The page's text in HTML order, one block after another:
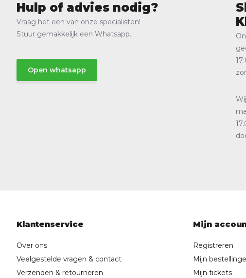
Hulp of advies nodig?
Vraag het een van onze specialisten!
Stuur gemakkelijk een Whatsapp.
Open whatsapp
Klantenservice
Over ons
Veelgestelde vragen & contact
Verzenden & retourneren
Mijn
Registreren
Mijn
Mijn tickets